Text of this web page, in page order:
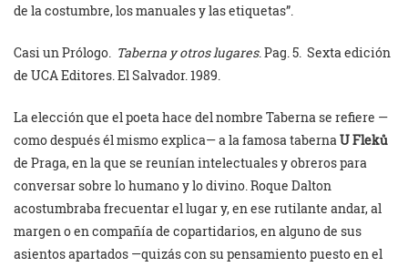
de la costumbre, los manuales y las etiquetas”.
Casi un Prólogo. Taberna y otros lugares. Pag. 5. Sexta edición
de UCA Editores. El Salvador. 1989.
La elección que el poeta hace del nombre Taberna se refiere —
como después él mismo explica— a la famosa taberna U Fleků
de Praga, en la que se reunían intelectuales y obreros para
conversar sobre lo humano y lo divino. Roque Dalton
acostumbraba frecuentar el lugar y, en ese rutilante andar, al
margen o en compañía de copartidarios, en alguno de sus
asientos apartados —quizás con su pensamiento puesto en el